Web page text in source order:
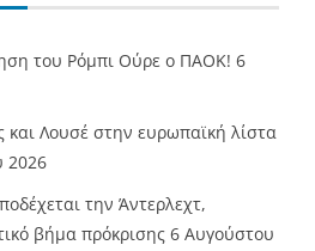
του Ρόμπι Ούρε ο ΠΑΟΚ! 6
Λουσέ στην ευρωπαϊκή λίστα
2026
την Άντερλεχτ,
βήμα πρόκρισης 6 Αυγούστου